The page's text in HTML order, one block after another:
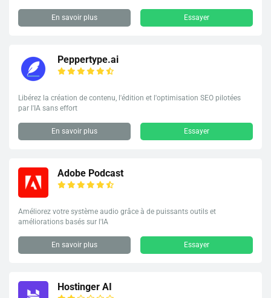
En savoir plus Essayer
Peppertype.ai
Libérez la création de contenu, l'édition et l'optimisation SEO pilotées
par l'IA sans effort
En savoir plus Essayer
Adobe Podcast
Améliorez votre système audio grâce à de puissants outils et
améliorations basés sur l'IA
En savoir plus Essayer
Hostinger AI